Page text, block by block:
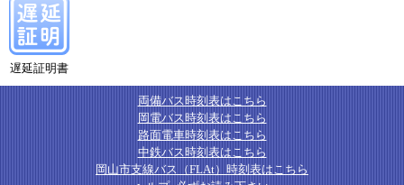
遅延証明書
両備バス時刻表はこちら
岡電バス時刻表はこちら
路面電車時刻表はこちら
中鉄バス時刻表はこちら
岡山市支線バス（FLAt）時刻表はこちら